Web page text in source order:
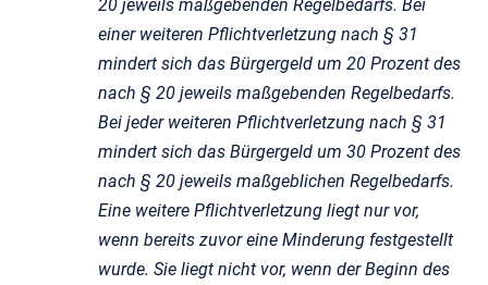
20 jeweils maßgebenden Regelbedarfs. Bei
einer weiteren Pflichtverletzung nach § 31
mindert sich das Bürgergeld um 20 Prozent des
nach § 20 jeweils maßgebenden Regelbedarfs.
Bei jeder weiteren Pflichtverletzung nach § 31
mindert sich das Bürgergeld um 30 Prozent des
nach § 20 jeweils maßgeblichen Regelbedarfs.
Eine weitere Pflichtverletzung liegt nur vor,
wenn bereits zuvor eine Minderung festgestellt
wurde. Sie liegt nicht vor, wenn der Beginn des